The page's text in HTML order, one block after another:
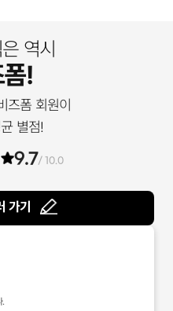
역시
!
즈폼 회원이
별점!
9.7/ 10.0
가기
.